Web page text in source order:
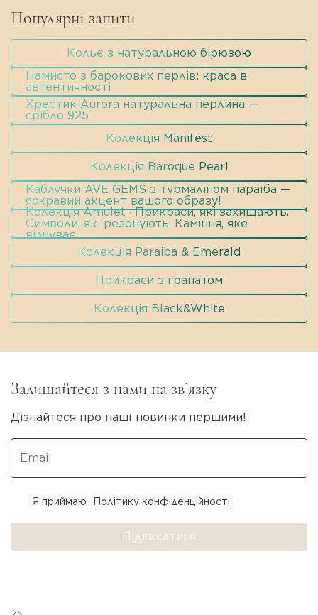
Популярні запити
Кольє з натуральною бірюзою
Намисто з барокових перлів: краса в
автентичності
Хрестик Aurora натуральна перлина —
срібло 925
Колекція Manifest
Колекція Baroque Pearl
Каблучки AVE GEMS з турмаліном параїба —
яскравий акцент вашого образу!
Колекція Amulet · Прикраси, які захищають.
Символи, які резонують. Каміння, яке
відчуває.
Колекція Paraiba & Emerald
Прикраси з гранатом
Колекція Black&White
Залишайтеся з нами на зв’язку
Дізнайтеся про наші новинки першими!
Підписатися
Я приймаю Політику конфіденційності